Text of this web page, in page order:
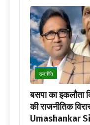
राजनीति
बसपा का इकलौता
की राजनीतिक
Umashankar